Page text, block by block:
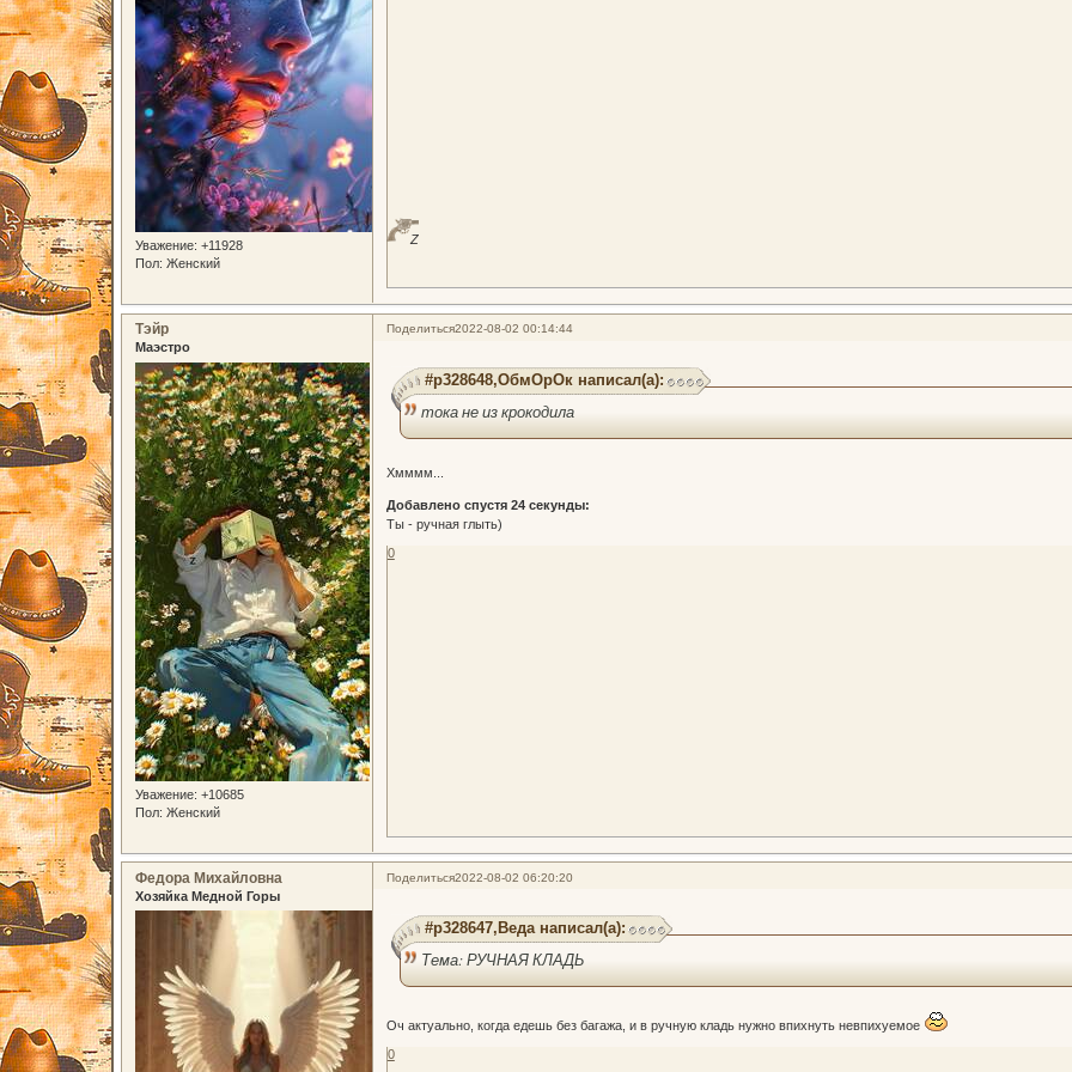
Уважение: +11928
Пол: Женский
Z
Поделиться2022-08-02 00:14:44
Тэйр
Маэстро
Уважение: +10685
Пол: Женский
#p328648,ОбмОрОк написал(а):
тока не из крокодила
Хмммм...
Добавлено спустя 24 секунды:
Ты - ручная глыть)
0
Поделиться2022-08-02 06:20:20
Федора Михайловна
Хозяйка Медной Горы
#p328647,Веда написал(а):
Тема: РУЧНАЯ КЛАДЬ
Оч актуально, когда едешь без багажа, и в ручную кладь нужно впихнуть невпихуемое
0